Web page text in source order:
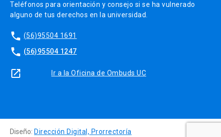
Teléfonos para orientación y consejo si se ha vulnerado
alguno de tus derechos en la universidad.
phone (56)95504 1691
phone (56)95504 1247
launch Ir a la Oficina de Ombuds UC
Diseño: Dirección Digital, Prorrectoría